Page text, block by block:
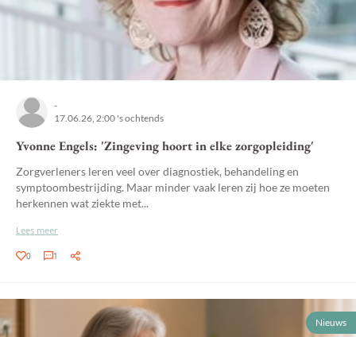
-
17.06.26, 2:00 's ochtends
Yvonne Engels: 'Zingeving hoort in elke zorgopleiding'
Zorgverleners leren veel over diagnostiek, behandeling en
symptoombestrijding. Maar minder vaak leren zij hoe ze moeten
herkennen wat ziekte met...
Lees meer
0 1
Nieuws